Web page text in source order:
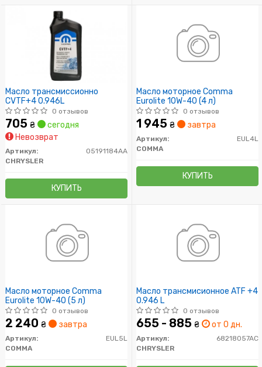
Масло трансмиссионно
CVTF+4 0.946L
0 отзывов
705 ₴
сегодня
Невозврат
Артикул:
05191184AA
CHRYSLER
КУПИТЬ
Масло моторное Comma
Eurolite 10W-40 (4 л)
0 отзывов
1 945 ₴ завтра
Артикул:
EUL4L
COMMA
КУПИТЬ
Масло моторное Comma
Eurolite 10W-40 (5 л)
0 отзывов
2 240 ₴ завтра
Артикул:
EUL5L
COMMA
Масло трансмисионное ATF +4
0.946 L
0 отзывов
655 - 885 ₴ от 0 дн.
Артикул:
68218057AC
CHRYSLER